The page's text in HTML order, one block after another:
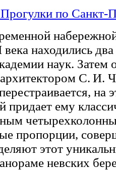
Прогулки по Санкт-
находились
наук. Затем
С. И.
придает ему
пропорции,
этот
невских